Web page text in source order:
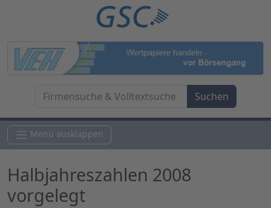
Menü ausklappen
Halbjahreszahlen 2008
vorgelegt